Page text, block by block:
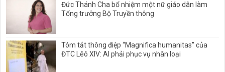
Đức Thánh Cha bổ nhiệm một nữ giáo dân làm
Tổng trưởng Bộ Truyền thông
Tóm tắt thông điệp “Magnifica humanitas” của
ĐTC Lêô XIV: AI phải phục vụ nhân loại